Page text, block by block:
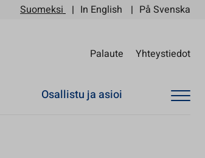
Suomeksi In English På Svenska
Palaute Yhteystiedot
Osallistu ja asioi